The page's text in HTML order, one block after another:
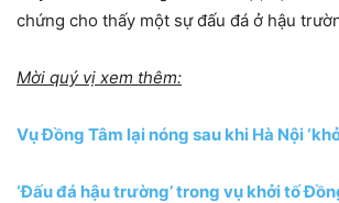
chứng cho thấy một sự đấu đá ở hậu
Mời quý vị xem thêm:
Vụ Đồng Tâm lại nóng sau khi Hà Nội
‘Đấu đá hậu trường’ trong vụ khởi tố